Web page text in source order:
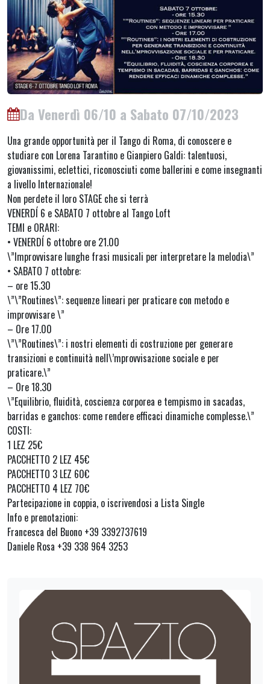
Da Venerdì 06/10 a Sabato 07/10/2023
Una grande opportunità per il Tango di Roma, di conoscere e
studiare con Lorena Tarantino e Gianpiero Galdi: talentuosi,
giovanissimi, eclettici, riconosciuti come ballerini e come insegnanti
a livello Internazionale!
Non perdete il loro STAGE che si terrà
VENERDÍ 6 e SABATO 7 ottobre al Tango Loft
TEMI e ORARI:
• VENERDÍ 6 ottobre ore 21.00
\”Improvvisare lunghe frasi musicali per interpretare la melodia\”
• SABATO 7 ottobre:
– ore 15.30
\”\”Routines\”: sequenze lineari per praticare con metodo e
improvvisare \”
– Ore 17.00
\”\”Routines\”: i nostri elementi di costruzione per generare
transizioni e continuità nell\’mprovvisazione sociale e per
praticare.\”
– Ore 18.30
\”Equilibrio, fluidità, coscienza corporea e tempismo in sacadas,
barridas e ganchos: come rendere efficaci dinamiche complesse.\”
COSTI:
1 LEZ 25€
PACCHETTO 2 LEZ 45€
PACCHETTO 3 LEZ 60€
PACCHETTO 4 LEZ 70€
Partecipazione in coppia, o iscrivendosi a Lista Single
Info e prenotazioni:
Francesca del Buono +39 3392737619
Daniele Rosa +39 338 964 3253